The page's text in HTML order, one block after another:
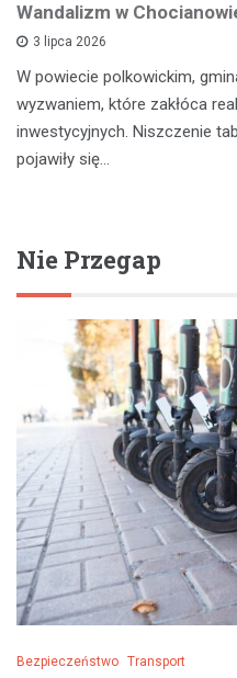
Wandalizm w
3 lipca 2026
W powiecie polkowickim,
wyzwaniem, które zakłóca
inwestycyjnych. Niszczenie
pojawiły się…
Nie Przegap
Bezpieczeństwo Transport